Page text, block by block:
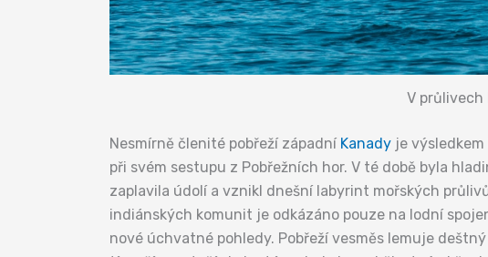
V
Nesmírně členité pobřeží západní Kanady je
při svém sestupu z Pobřežních hor. V té době byla
zaplavila údolí a vznikl dnešní labyrint mořských
indiánských komunit je odkázáno pouze na lodní
nové úchvatné pohledy. Pobřeží vesměs lemuje